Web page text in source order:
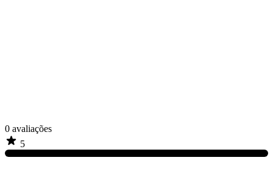
0 avaliações
5